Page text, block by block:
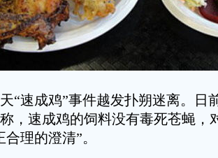
速成鸡”事件越发扑朔迷离。日
，速成鸡的饲料没有毒死苍蝇，
理的澄清”。